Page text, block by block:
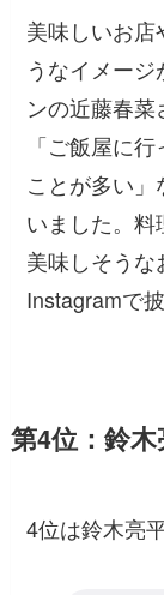
美味しいお
うなイメー
ンの近藤春菜
「ご飯屋に
ことが多い
いました。
美味しそう
Instagramで
第4位：鈴木
4位は鈴木亮